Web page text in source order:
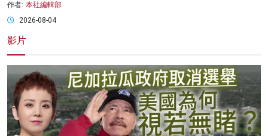
作者: 本社編輯部
2026-08-04
影片